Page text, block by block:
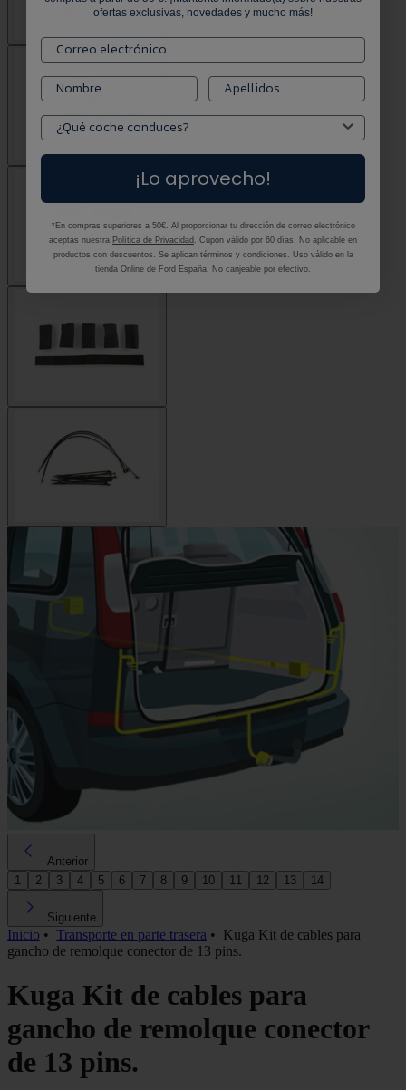
Anterior
1
2 3 4 5 6 7 8 9 10 11 12 13 14
Siguiente
Inicio • Transporte en parte trasera • Kuga Kit de cables para
gancho de remolque conector de 13 pins.
Kuga Kit de cables para
gancho de remolque conector
de 13 pins.
ofertas exclusivas, novedades y mucho más!
¡Lo aprovecho!
*En compras superiores a 50€. Al proporcionar tu dirección de correo electrónico
aceptas nuestra Política de Privacidad . Cupón válido por 60 días. No aplicable en
productos con descuentos. Se aplican términos y condiciones. Uso válido en la
tienda Online de Ford España. No canjeable por efectivo.